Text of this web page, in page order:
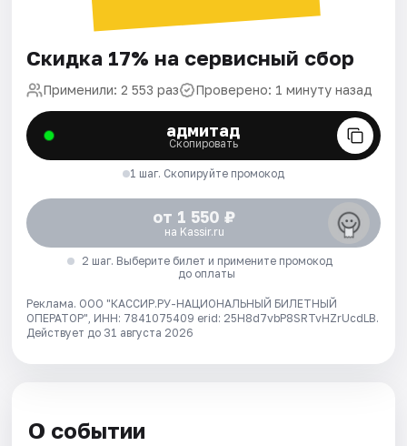
Скидка 17% на сервисный сбор
Применили: 2 553 раз Проверено: 1 минуту назад
адмитад
Скопировать
1 шаг. Скопируйте промокод
от 1 550 ₽
на Kassir.ru
2 шаг. Выберите билет и примените промокод
до оплаты
Реклама. ООО "КАССИР.РУ-НАЦИОНАЛЬНЫЙ БИЛЕТНЫЙ
ОПЕРАТОР", ИНН: 7841075409 erid: 25H8d7vbP8SRTvHZrUcdLB.
Действует до 31 августа 2026
О событии